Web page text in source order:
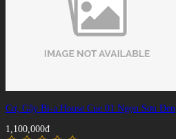
Cơ, Gậy Bi-a House Cue 01 Ngọn Sơn Đen
1,100,000đ